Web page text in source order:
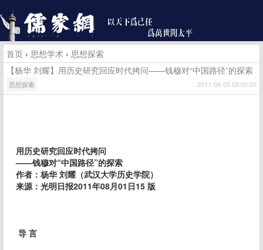
首页 › 思想学术 › 思想探索
【杨华 刘耀】用历史研究回应时代拷问——钱穆对“中国路径”的探索
思想探索 2011-08-05 08:00:00
用历史研究回应时代拷问
——钱穆对“中国路径”的探索
作者：杨华 刘耀（武汉大学历史学院）
来源：光明日报2011年08月01日15 版
导 言